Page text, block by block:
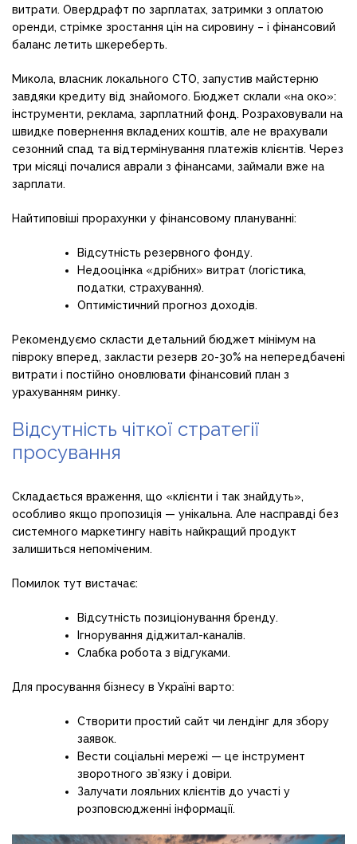
витрати. Овердрафт по зарплатах, затримки з оплатою
оренди, стрімке зростання цін на сировину – і фінансовий
баланс летить шкереберть.
Микола, власник локального СТО, запустив майстерню
завдяки кредиту від знайомого. Бюджет склали «на око»:
інструменти, реклама, зарплатний фонд. Розраховували на
швидке повернення вкладених коштів, але не врахували
сезонний спад та відтермінування платежів клієнтів. Через
три місяці почалися аврали з фінансами, займали вже на
зарплати.
Найтиповіші прорахунки у фінансовому плануванні:
Відсутність резервного фонду.
Недооцінка «дрібних» витрат (логістика,
податки, страхування).
Оптимістичний прогноз доходів.
Рекомендуємо скласти детальний бюджет мінімум на
півроку вперед, закласти резерв 20-30% на непередбачені
витрати і постійно оновлювати фінансовий план з
урахуванням ринку.
Відсутність чіткої стратегії
просування
Складається враження, що «клієнти і так знайдуть»,
особливо якщо пропозиція — унікальна. Але насправді без
системного маркетингу навіть найкращий продукт
залишиться непоміченим.
Помилок тут вистачає:
Відсутність позиціонування бренду.
Ігнорування діджитал-каналів.
Слабка робота з відгуками.
Для просування бізнесу в Україні варто:
Створити простий сайт чи лендінг для збору
заявок.
Вести соціальні мережі — це інструмент
зворотного зв’язку і довіри.
Залучати лояльних клієнтів до участі у
розповсюдженні інформації.